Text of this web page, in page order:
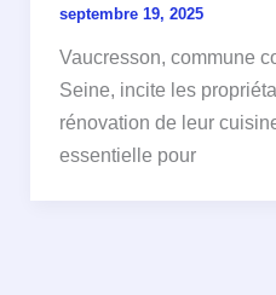
septembre 19, 2025
Vaucresson, commune
Seine, incite les
rénovation de leur
essentielle pour